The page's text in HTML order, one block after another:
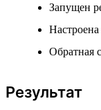
Запущен
Обратная
Результат